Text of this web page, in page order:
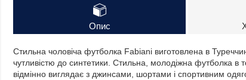
Опис
Стильна чоловіча футболка Fabianі виготовлена в
чутливістю до синтетики. Стильна, молодіжна футболка
відмінно виглядає з джинсами, шортами і спортивним